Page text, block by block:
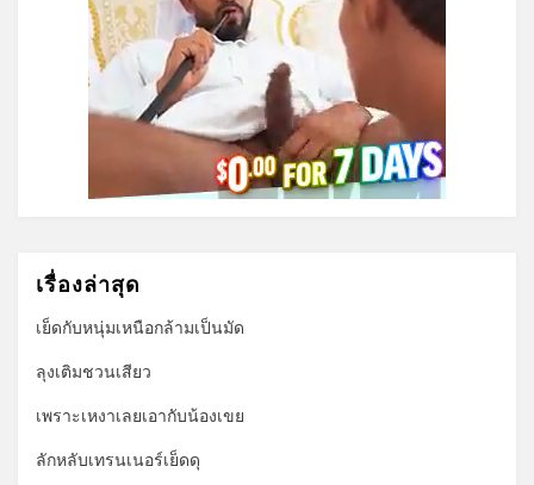
เรื่องล่าสุด
เย็ดกับหนุ่มเหนือกล้ามเป็นมัด
ลุงเติมชวนเสียว
เพราะเหงาเลยเอากับน้องเขย
ลักหลับเทรนเนอร์เย็ดดุ